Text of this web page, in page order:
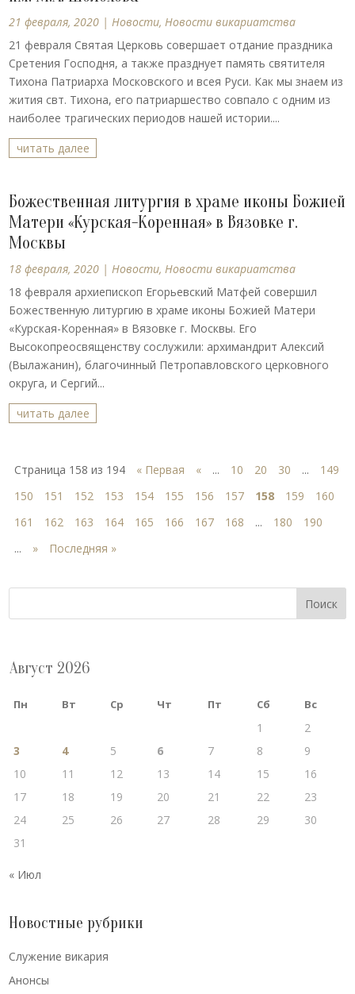
21 февраля, 2020 |Новости,Новости викариатства
21 февраля Святая Церковь совершает отдание праздника
Сретения Господня, а также празднует память святителя
Тихона Патриарха Московского и всея Руси. Как мы знаем из
жития свт. Тихона, его патриаршество совпало с одним из
наиболее трагических периодов нашей истории....
читать далее
Божественная литургия в храме иконы Божией
Матери «Курская-Коренная» в Вязовке г.
Москвы
18 февраля, 2020 |Новости,Новости викариатства
18 февраля архиепископ Егорьевский Матфей совершил
Божественную литургию в храме иконы Божией Матери
«Курская-Коренная» в Вязовке г. Москвы. Его
Высокопреосвященству сослужили: архимандрит Алексий
(Вылажанин), благочинный Петропавловского церковного
округа, и Сергий...
читать далее
Страница 158 из 194 « Первая « ... 10 20 30 ...
149
150
151 152 153 154 155 156 157 158 159
160
161
162 163 164 165 166 167 168 ... 180
190
...
» Последняя »
Поиск
Август 2026
Пн Вт Ср Чт Пт Сб Вс
1
2
3
4 5 6 7 8
9
10
11 12 13 14 15
16
17
18 19 20 21 22
23
24
25 26 27 28 29
30
31
« Июл
Новостные рубрики
Cлужение викария
Анонсы